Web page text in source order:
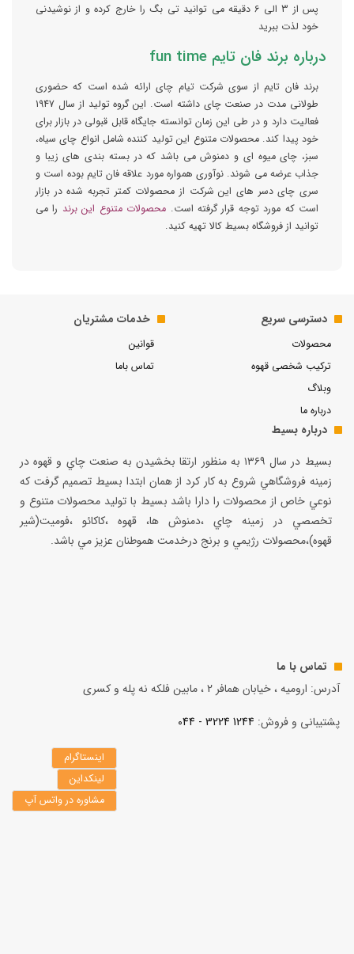
پس از 3 الی 6 دقیقه می توانید تی بگ را خارج کرده و از نوشیدنی
خود لذت ببرید
درباره برند فان تایم fun time
برند فان تایم از سوی شرکت تیام چای ارائه شده است که حضوری
طولانی مدت در صنعت چای داشته است. این گروه تولید از سال 1947
فعالیت دارد و در طی این زمان توانسته جایگاه قابل قبولی در بازار برای
خود پیدا کند. محصولات متنوع این تولید کننده شامل انواع چای سیاه،
سبز، چای میوه ای و دمنوش می باشد که در بسته بندی های زیبا و
جذاب عرضه می شوند. نوآوری همواره مورد علاقه فان تایم بوده است و
سری چای دسر های این شرکت از محصولات کمتر تجربه شده در بازار
است که مورد توجه قرار گرفته است. محصولات متنوع این برند را می
توانید از فروشگاه بسیط کالا تهیه کنید.
دسترسی سریع
محصولات
ترکیب شخصی قهوه
وبلاگ
درباره ما
خدمات مشتریان
قوانین
تماس باما
درباره بسیط
بسيط در سال ۱۳۶۹ به منظور ارتقا بخشيدن به صنعت چاي و قهوه در
زمينه فروشگاهي شروع به كار كرد از همان ابتدا بسيط تصميم گرفت كه
نوعي خاص از محصولات را دارا باشد بسيط با توليد محصولات متنوع و
تخصصي در زمينه چاي ،دمنوش ها، قهوه ،كاكائو ،فوميت(شير
قهوه)،محصولات رژيمي و برنج درخدمت هموطنان عزيز مي باشد.
تماس با ما
آدرس: ارومیه ، خیابان همافر 2 ، مابين فلكه نه پله و کسری
پشتیبانی و فروش: 1244 3224 - 044
اینستاگرام
لینکداین
مشاوره در واتس آپ